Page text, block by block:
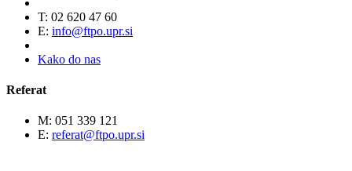
T: 02 620 47 60
E: info@ftpo.upr.si
Kako do nas
Referat
M: 051 339 121
E: referat@ftpo.upr.si